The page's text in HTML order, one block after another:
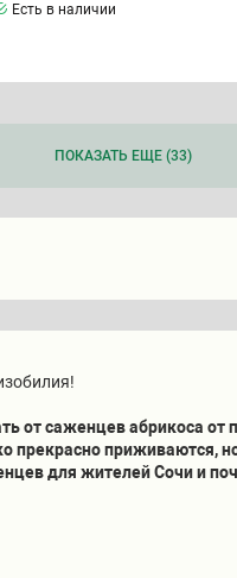
Есть в наличии
ПОКАЗАТЬ ЕЩЕ (33)
от саженцев абрикоса
прекрасно приживаются,
для жителей Сочи и